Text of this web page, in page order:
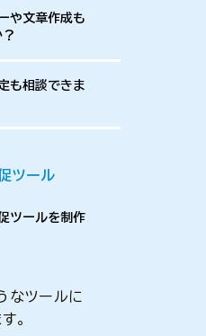
や文章作成も
も相談できま
ツール
ツールを制作
なツールに
。